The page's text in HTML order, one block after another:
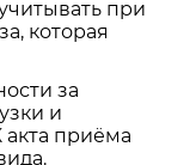
при
которая
за
и
приёма